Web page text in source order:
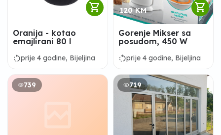
shopping_cart
Oranija - kotao
emajlirani 80 l
rotate_leftprije 4 godine, Bijeljina
120 KM shopping_cart
Gorenje Mikser sa
posudom, 450 W
rotate_leftprije 4 godine, Bijeljina
739 719